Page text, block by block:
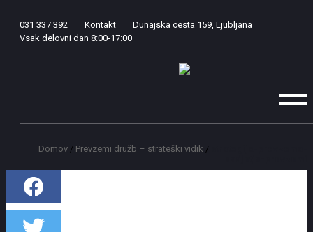
031 337 392 Kontakt
Dunajska cesta 159, Ljubljana
Vsak delovni dan 8:00-17:00
Domov / Prevzemi družb – strateški vidik /